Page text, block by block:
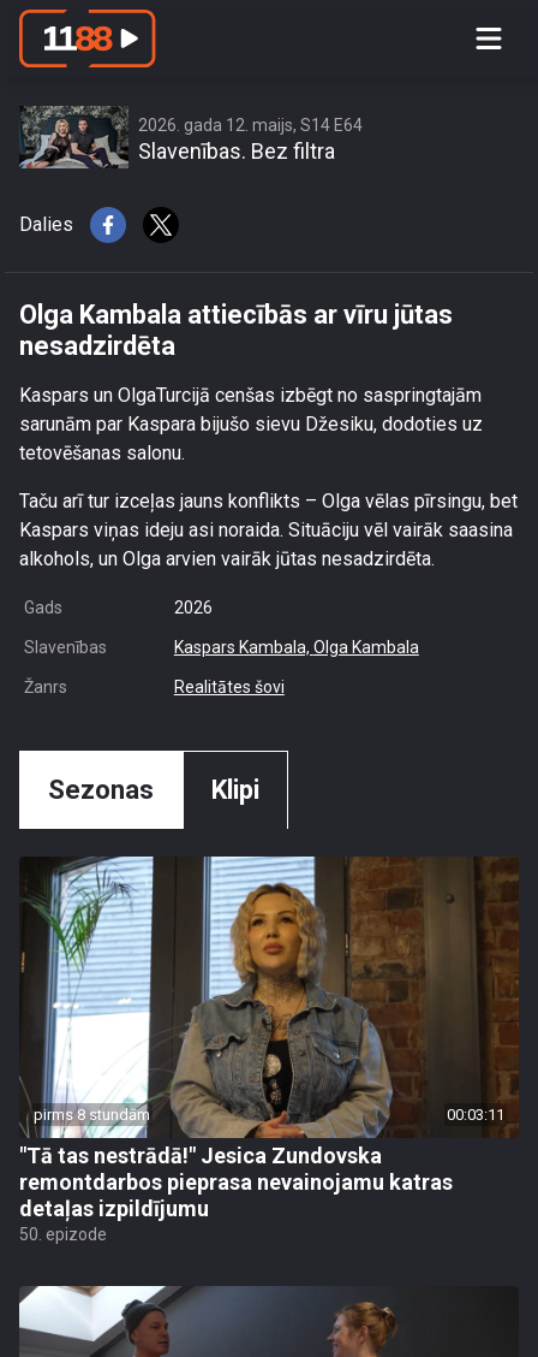
Olga Kambala attiecībās ar vīru jūtas
2026. gada 12. maijs, S14 E64
Slavenības. Bez filtra
Dalies
Olga Kambala attiecībās ar vīru jūtas
nesadzirdēta
Kaspars un OlgaTurcijā cenšas izbēgt no saspringtajām
sarunām par Kaspara bijušo sievu Džesiku, dodoties uz
tetovēšanas salonu.
Taču arī tur izceļas jauns konflikts – Olga vēlas pīrsingu, bet
Kaspars viņas ideju asi noraida. Situāciju vēl vairāk saasina
alkohols, un Olga arvien vairāk jūtas nesadzirdēta.
Gads 2026
Slavenības Kaspars Kambala, Olga Kambala
Žanrs Realitātes šovi
Sezonas Klipi
pirms 8 stundām 00:03:11
"Tā tas nestrādā!" Jesica Zundovska
remontdarbos pieprasa nevainojamu katras
detaļas izpildījumu
50. epizode